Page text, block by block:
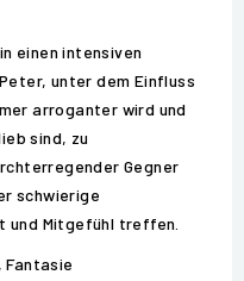
einen intensiven
unter dem Einfluss
arroganter wird und
sind, zu
Gegner
schwierige
und Mitgefühl treffen.
Fantasie